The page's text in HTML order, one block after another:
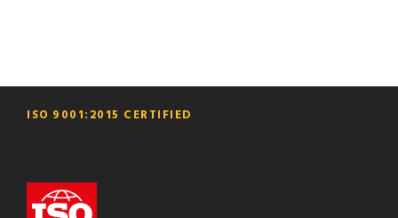
ISO 9001:2015 CERTIFIED